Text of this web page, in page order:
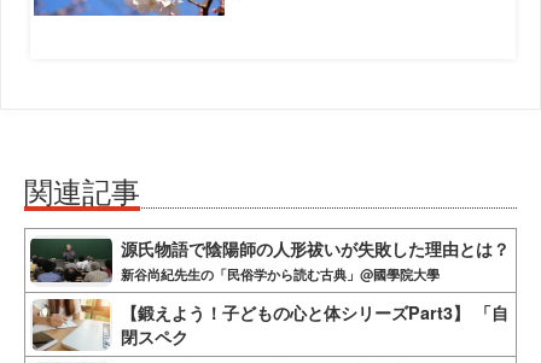
関連記事
源氏物語で陰陽師の人形祓いが失敗した理由とは？
新谷尚紀先生の「民俗学から読む古典」@國學院大學
【鍛えよう！子どもの心と体シリーズPart3】 「自
閉スペク